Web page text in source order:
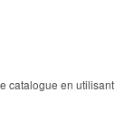
catalogue en utilisant